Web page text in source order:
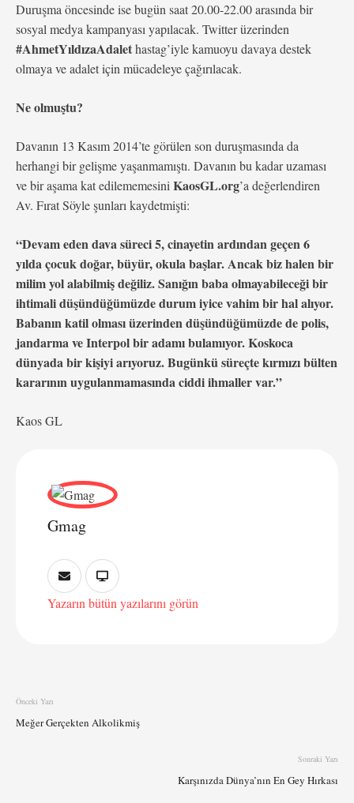
Duruşma öncesinde ise bugün saat 20.00-22.00 arasında bir
sosyal medya kampanyası yapılacak. Twitter üzerinden
#AhmetYıldızaAdalethastag’iyle kamuoyu davaya destek
olmaya ve adalet için mücadeleye çağırılacak.
Ne olmuştu?
Davanın 13 Kasım 2014’te görülen son duruşmasında da
herhangi bir gelişme yaşanmamıştı. Davanın bu kadar uzaması
ve bir aşama kat edilememesini KaosGL.org’a değerlendiren
Av. Fırat Söyle şunları kaydetmişti:
“Devam eden dava süreci 5, cinayetin ardından geçen 6
yılda çocuk doğar, büyür, okula başlar. Ancak biz halen bir
milim yol alabilmiş değiliz. Sanığın baba olmayabileceği bir
ihtimali düşündüğümüzde durum iyice vahim bir hal alıyor.
Babanın katil olması üzerinden düşündüğümüzde de polis,
jandarma ve Interpol bir adamı bulamıyor. Koskoca
dünyada bir kişiyi arıyoruz. Bugünkü süreçte kırmızı bülten
kararının uygulanmamasında ciddi ihmaller var.”
Kaos GL
Gmag
Yazarın bütün yazılarını görün
Önceki Yazı
Meğer Gerçekten Alkolikmiş
Sonraki Yazı
Karşınızda Dünya’nın En Gey Hırkası